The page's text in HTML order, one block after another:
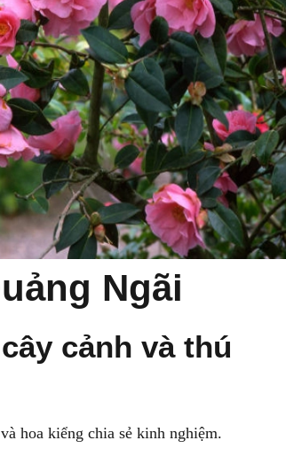
Ngãi
cảnh và thú
hoa kiểng chia sẻ kinh nghiệm.